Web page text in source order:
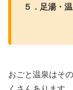
５．足湯・
おごと温泉はそ